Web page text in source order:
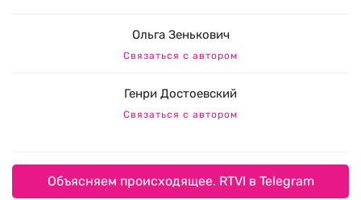
Ольга Зенькович
Связаться с автором
Генри Достоевский
Связаться с автором
Объясняем происходящее. RTVI в Telegram